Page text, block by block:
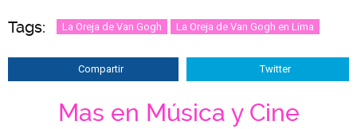
Tags: La Oreja de Van Gogh La Oreja de Van Gogh en Lima
Compartir Twitter
Mas en Música y Cine